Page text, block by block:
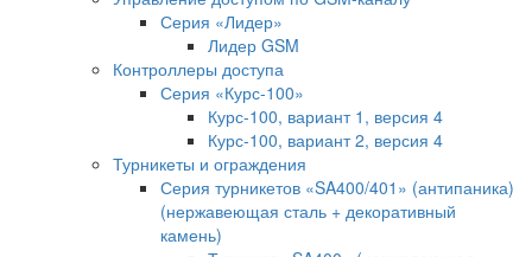
Серия «Лидер»
Лидер GSM
Контроллеры доступа
Серия «Курс-100»
Курс-100, вариант 1, версия 4
Курс-100, вариант 2, версия 4
Турникеты и ограждения
Серия турникетов «SA400/401» (антипаника)
(нержавеющая сталь + декоративный
камень)